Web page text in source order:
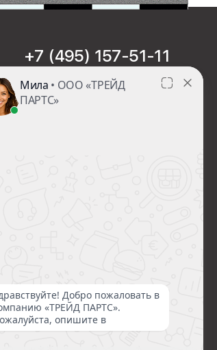
+7 (495) 157-51-11
sales@trade-part.ru